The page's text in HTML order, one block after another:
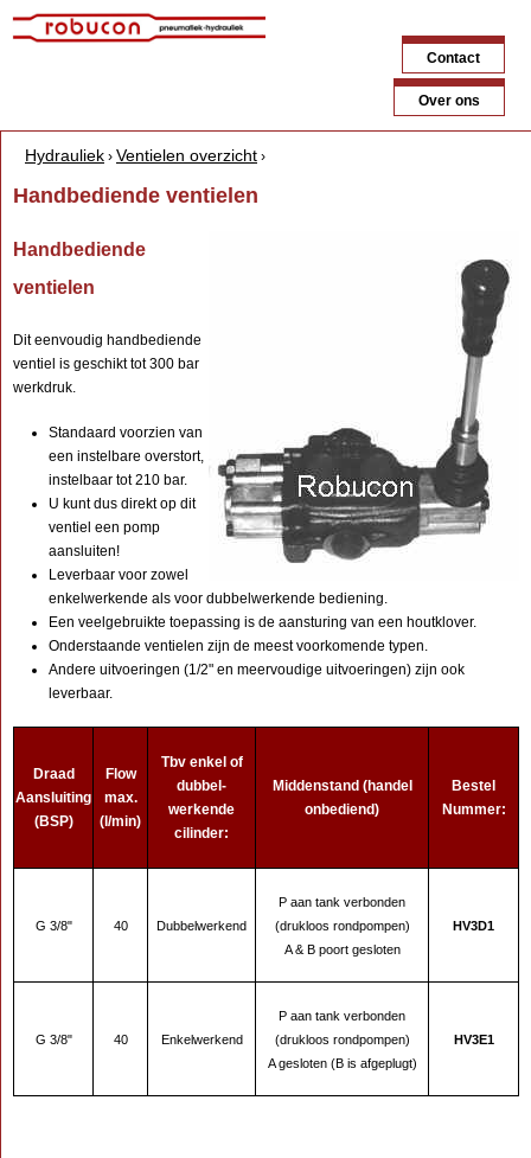
Jump to navigation
Contact
Over ons
u
a
r
e
Hydrauliek › Ventielen overzicht ›
Handbediende ventielen
Handbediende
ventielen
Dit eenvoudig handbediende
ventiel is geschikt tot 300 bar
werkdruk.
Standaard voorzien van
een instelbare overstort,
instelbaar tot 210 bar.
U kunt dus direkt op dit
ventiel een pomp
aansluiten!
Leverbaar voor zowel
enkelwerkende als voor dubbelwerkende bediening.
Een veelgebruikte toepassing is de aansturing van een houtklover.
Onderstaande ventielen zijn de meest voorkomende typen.
Andere uitvoeringen (1/2" en meervoudige uitvoeringen) zijn ook
leverbaar.
Draad
Aansluiting
(BSP)
Flow
max.
(l/min)
Tbv enkel of
dubbel-
werkende
cilinder:
Middenstand (handel
onbediend)
Bestel
Nummer:
G 3/8" 40 Dubbelwerkend
P aan tank verbonden
(drukloos rondpompen)
A & B poort gesloten
HV3D1
G 3/8" 40 Enkelwerkend
P aan tank verbonden
(drukloos rondpompen)
A gesloten (B is afgeplugt)
HV3E1